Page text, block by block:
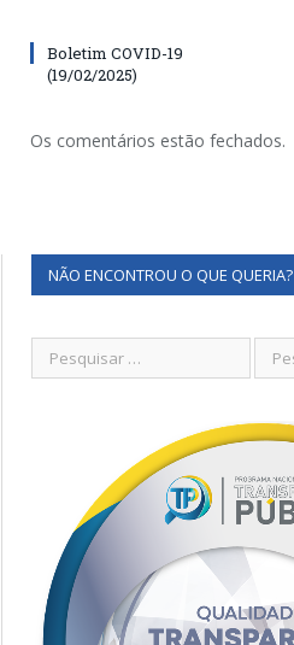
Boletim COVID-19
(19/02/2025)
Os comentários estão fechados.
NÃO ENCONTROU O QUE QUERIA?